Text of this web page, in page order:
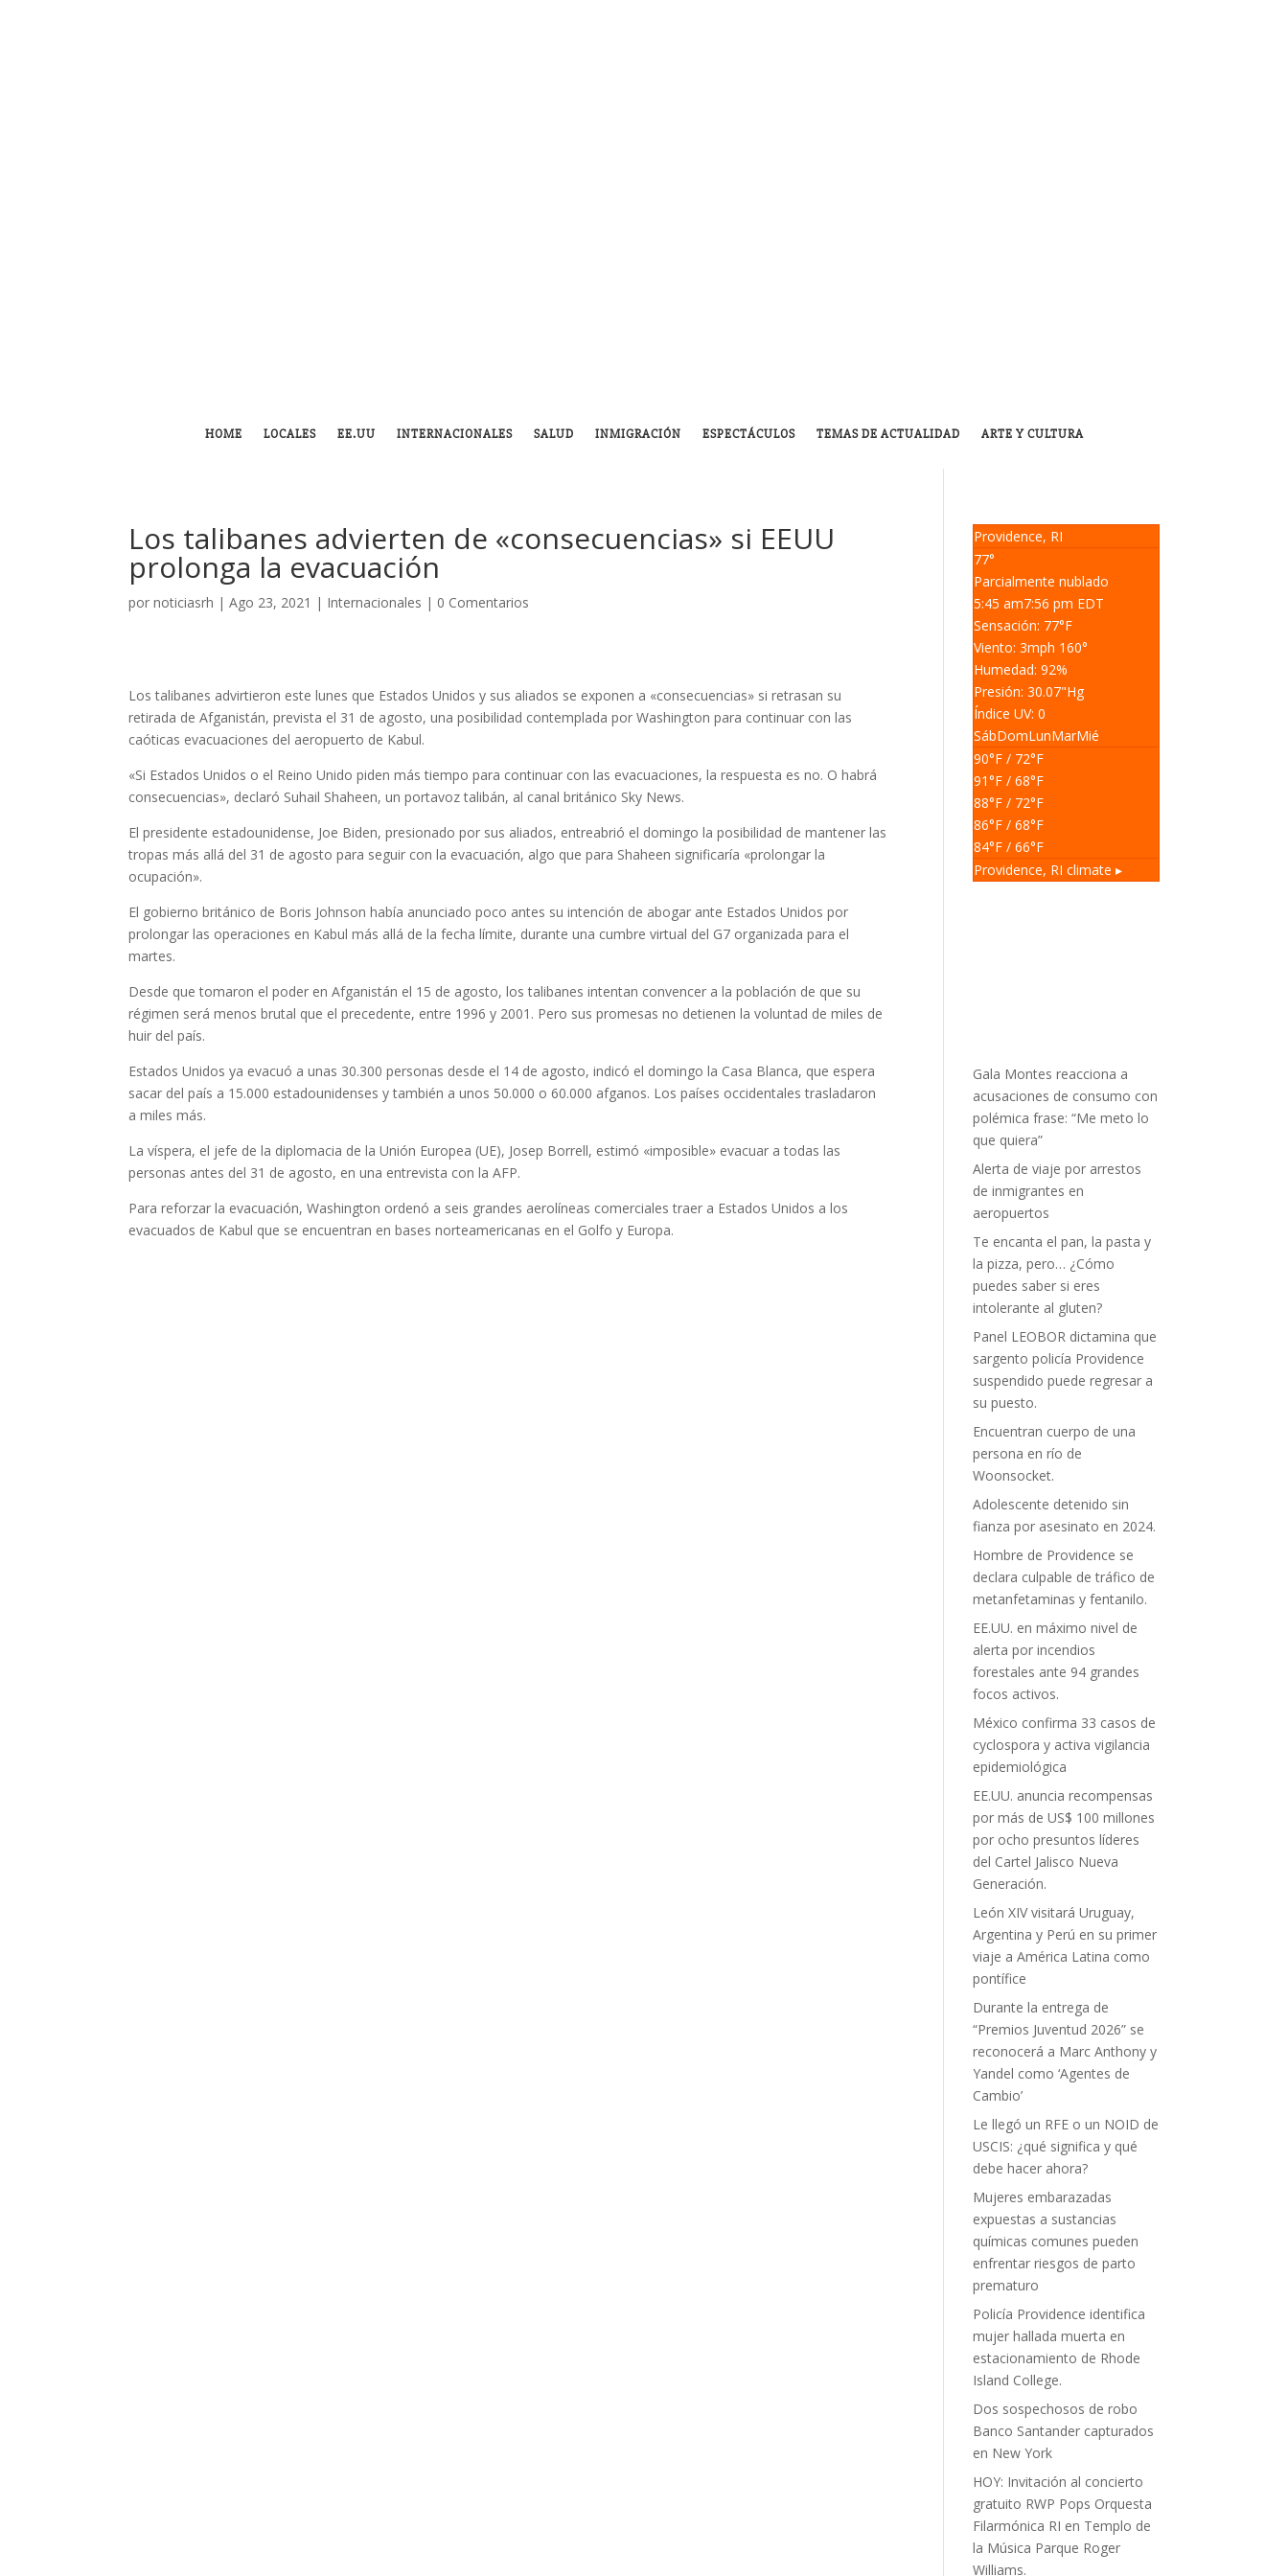
HOME LOCALES EE.UU INTERNACIONALES SALUD INMIGRACIÓN ESPECTÁCULOS TEMAS DE ACTUALIDAD ARTE Y CULTURA
Los talibanes advierten de «consecuencias» si EEUU
prolonga la evacuación
pornoticiasrh |Ago 23, 2021 | Internacionales | 0 Comentarios
Los talibanes advirtieron este lunes que Estados Unidos y sus aliados se exponen a «consecuencias» si retrasan su
retirada de Afganistán, prevista el 31 de agosto, una posibilidad contemplada por Washington para continuar con las
caóticas evacuaciones del aeropuerto de Kabul.
«Si Estados Unidos o el Reino Unido piden más tiempo para continuar con las evacuaciones, la respuesta es no. O habrá
consecuencias», declaró Suhail Shaheen, un portavoz talibán, al canal británico Sky News.
El presidente estadounidense, Joe Biden, presionado por sus aliados, entreabrió el domingo la posibilidad de mantener las
tropas más allá del 31 de agosto para seguir con la evacuación, algo que para Shaheen significaría «prolongar la
ocupación».
El gobierno británico de Boris Johnson había anunciado poco antes su intención de abogar ante Estados Unidos por
prolongar las operaciones en Kabul más allá de la fecha límite, durante una cumbre virtual del G7 organizada para el
martes.
Desde que tomaron el poder en Afganistán el 15 de agosto, los talibanes intentan convencer a la población de que su
régimen será menos brutal que el precedente, entre 1996 y 2001. Pero sus promesas no detienen la voluntad de miles de
huir del país.
Estados Unidos ya evacuó a unas 30.300 personas desde el 14 de agosto, indicó el domingo la Casa Blanca, que espera
sacar del país a 15.000 estadounidenses y también a unos 50.000 o 60.000 afganos. Los países occidentales trasladaron
a miles más.
La víspera, el jefe de la diplomacia de la Unión Europea (UE), Josep Borrell, estimó «imposible» evacuar a todas las
personas antes del 31 de agosto, en una entrevista con la AFP.
Para reforzar la evacuación, Washington ordenó a seis grandes aerolíneas comerciales traer a Estados Unidos a los
evacuados de Kabul que se encuentran en bases norteamericanas en el Golfo y Europa.
Providence, RI
77°
Parcialmente nublado
5:45 am7:56 pm EDT
Sensación: 77°F
Viento: 3mph 160°
Humedad: 92%
Presión: 30.07"Hg
Índice UV: 0
SábDomLunMarMié
90°F / 72°F
91°F / 68°F
88°F / 72°F
86°F / 68°F
84°F / 66°F
Providence, RI climate ▸
Gala Montes reacciona a
acusaciones de consumo con
polémica frase: “Me meto lo
que quiera”
Alerta de viaje por arrestos
de inmigrantes en
aeropuertos
Te encanta el pan, la pasta y
la pizza, pero… ¿Cómo
puedes saber si eres
intolerante al gluten?
Panel LEOBOR dictamina que
sargento policía Providence
suspendido puede regresar a
su puesto.
Encuentran cuerpo de una
persona en río de
Woonsocket.
Adolescente detenido sin
fianza por asesinato en 2024.
Hombre de Providence se
declara culpable de tráfico de
metanfetaminas y fentanilo.
EE.UU. en máximo nivel de
alerta por incendios
forestales ante 94 grandes
focos activos.
México confirma 33 casos de
cyclospora y activa vigilancia
epidemiológica
EE.UU. anuncia recompensas
por más de US$ 100 millones
por ocho presuntos líderes
del Cartel Jalisco Nueva
Generación.
León XIV visitará Uruguay,
Argentina y Perú en su primer
viaje a América Latina como
pontífice
Durante la entrega de
“Premios Juventud 2026” se
reconocerá a Marc Anthony y
Yandel como ‘Agentes de
Cambio’
Le llegó un RFE o un NOID de
USCIS: ¿qué significa y qué
debe hacer ahora?
Mujeres embarazadas
expuestas a sustancias
químicas comunes pueden
enfrentar riesgos de parto
prematuro
Policía Providence identifica
mujer hallada muerta en
estacionamiento de Rhode
Island College.
Dos sospechosos de robo
Banco Santander capturados
en New York
HOY: Invitación al concierto
gratuito RWP Pops Orquesta
Filarmónica RI en Templo de
la Música Parque Roger
Williams.